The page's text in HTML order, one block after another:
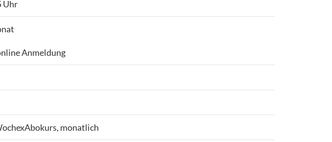
Uhr
Anmeldung
monatlich